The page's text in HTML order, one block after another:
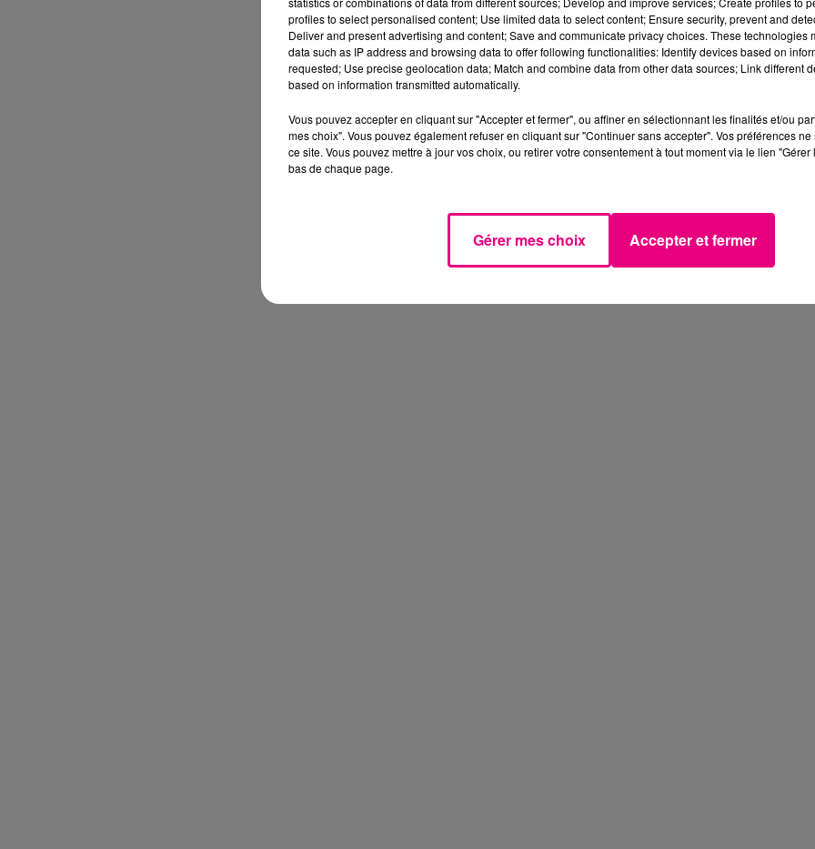
profiles to select personalised content; Use limited data to select content; Ensure security, prevent and
Deliver and present advertising and content; Save and communicate privacy choices. These technologies
data such as IP address and browsing data to offer following functionalities: Identify devices based on
requested; Use precise geolocation data; Match and combine data from other data sources; Link different
based on information transmitted automatically.
Vous pouvez accepter en cliquant sur "Accepter et fermer", ou affiner en sélectionnant les finalités et/ou
mes choix". Vous pouvez également refuser en cliquant sur "Continuer sans accepter". Vos préférences
ce site. Vous pouvez mettre à jour vos choix, ou retirer votre consentement à tout moment via le lien
bas de chaque page.
Gérer mes choix Accepter et fermer